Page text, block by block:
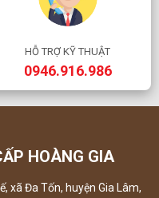
HỖ TRỢ KỸ THUẬT
0946.916.986
HOÀNG GIA
xã Đa Tốn, huyện Gia Lâm,